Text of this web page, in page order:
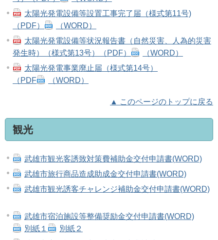
太陽光発電設備等設置工事完了届（様式第11号)
（PDF）
（WORD）
太陽光発電設備等状況報告書（自然災害、人為的災害
発生時）（様式第13号）（PDF）
（WORD）
太陽光発電事業廃止届（様式第14号）
（PDF
（WORD）
▲ このページのトップに戻る
観光
武雄市観光客誘致対策費補助金交付申請書(WORD)
武雄市旅行商品造成助成金交付申請書(WORD)
武雄市観光誘客チャレンジ補助金交付申請書(WORD)
武雄市宿泊施設等整備奨励金交付申請書(WORD)
別紙１
別紙２